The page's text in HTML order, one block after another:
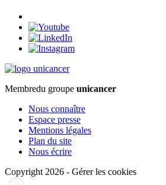
Membredu groupe unicancer
Nous connaître
Espace presse
Mentions légales
Plan du site
Nous écrire
Copyright 2026 - Gérer les cookies